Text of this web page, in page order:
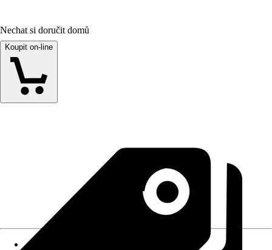
Nechat si doručit domů
Koupit on-line